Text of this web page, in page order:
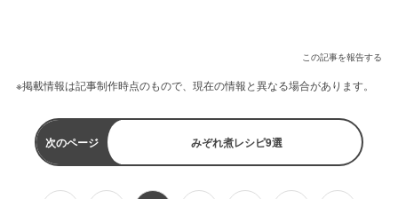
この記事を報告する
※掲載情報は記事制作時点のもので、現在の情報と異なる場合があります。
次のページ みぞれ煮レシピ9選